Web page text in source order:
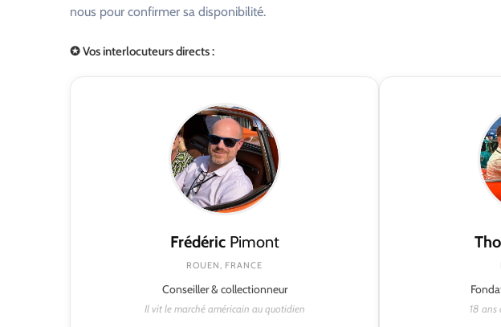
nous pour confirmer sa disponibilité.
✪ Vos interlocuteurs directs :
FrédéricPimont
ROUEN, FRANCE
Conseiller & collectionneur
Il vit le marché américain au quotidien 18 ans